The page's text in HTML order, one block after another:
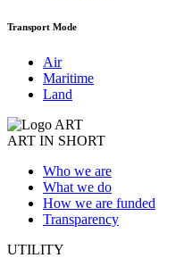
Transport Mode
Air
Maritime
Land
ART IN SHORT
Who we are
What we do
How we are funded
Transparency
UTILITY